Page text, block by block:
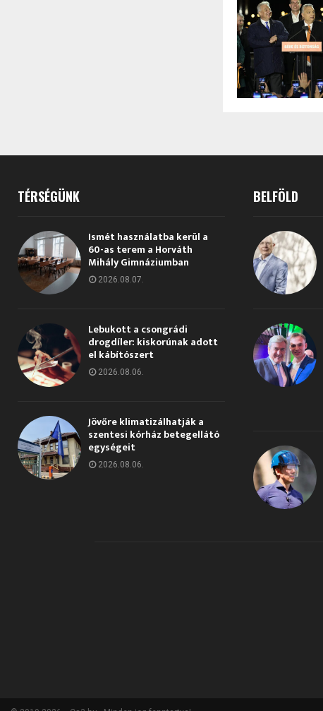
TÉRSÉGÜNK
Ismét használatba kerül a
60-as terem a Horváth
Mihály Gimnáziumban
2026.08.07.
Lebukott a csongrádi
drogdíler: kiskorúnak adott
el kábítószert
2026.08.06.
Jövőre klimatizálhatják a
szentesi kórház betegellátó
egységeit
2026.08.06.
BELFÖLD